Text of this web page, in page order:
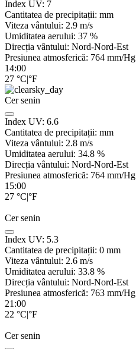
Index UV: 7
Cantitatea de precipitații: mm
Viteza vântului: 2.9 m/s
Umiditatea aerului: 37 %
Direcția vântului: Nord-Nord-Est
Presiunea atmosferică: 764 mm/Hg
14:00
27 °C|°F
Cer senin
Index UV: 6.6
Cantitatea de precipitații: mm
Viteza vântului: 2.8 m/s
Umiditatea aerului: 34.8 %
Direcția vântului: Nord-Nord-Est
Presiunea atmosferică: 764 mm/Hg
15:00
27 °C|°F
Cer senin
Index UV: 5.3
Cantitatea de precipitații: 0 mm
Viteza vântului: 2.6 m/s
Umiditatea aerului: 33.8 %
Direcția vântului: Nord-Nord-Est
Presiunea atmosferică: 763 mm/Hg
21:00
22 °C|°F
Cer senin